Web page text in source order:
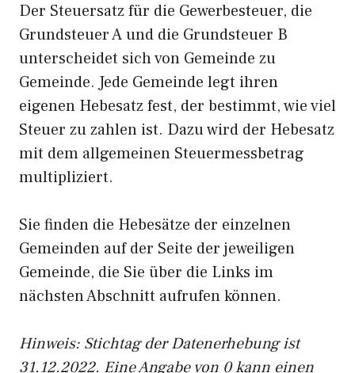
Der Steuersatz für die Gewerbesteuer, die
Grundsteuer A und die Grundsteuer B
unterscheidet sich von Gemeinde zu
Gemeinde. Jede Gemeinde legt ihren
eigenen Hebesatz fest, der bestimmt, wie viel
Steuer zu zahlen ist. Dazu wird der Hebesatz
mit dem allgemeinen Steuermessbetrag
multipliziert.
Sie finden die Hebesätze der einzelnen
Gemeinden auf der Seite der jeweiligen
Gemeinde, die Sie über die Links im
nächsten Abschnitt aufrufen können.
Hinweis: Stichtag der Datenerhebung ist
31.12.2022. Eine Angabe von 0 kann einen